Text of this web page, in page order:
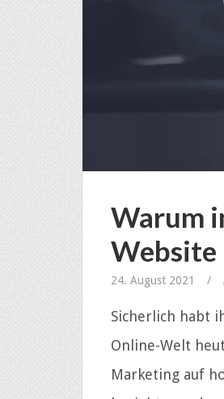
Warum
Website
24. August 2021 /
Sicherlich habt
Online-Welt
Marketing auf